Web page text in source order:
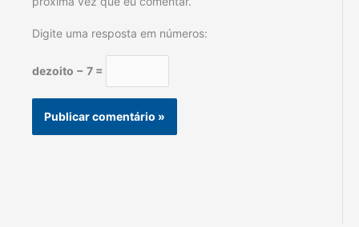
Digite uma resposta em números:
dezoito − 7 =